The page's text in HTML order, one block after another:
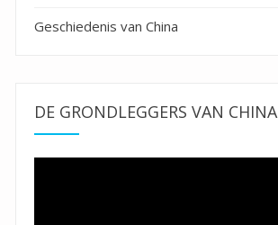
Geschiedenis van China
DE GRONDLEGGERS VAN CHINA